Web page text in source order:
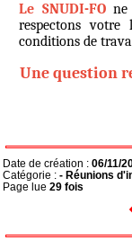
Le SNUDI-FOne
respectons votre
conditions de
Une question
Date de création : 06/11/
Catégorie : - Réunions
Page lue 29 fois